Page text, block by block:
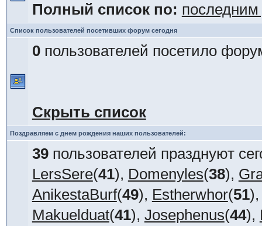
Полный список по:
Список пользователей посетивших форум сегодня
0пользователей посетило
Скрыть список
Поздравляем с днем рождения наших пользователей:
39пользователей празднуют
LersSere(41), Domenyles(38),
AnikestaBurf(49), Estherwhor(51),
Makuelduat(41), Josephenus(44),